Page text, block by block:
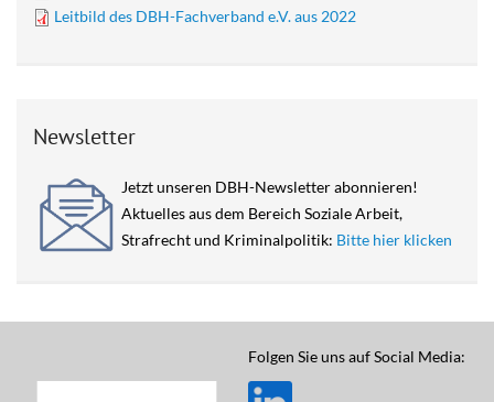
Leitbild des DBH-Fachverband e.V. aus 2022
Newsletter
Jetzt unseren DBH-Newsletter abonnieren!
Aktuelles aus dem Bereich Soziale Arbeit,
Strafrecht und Kriminalpolitik: Bitte hier klicken
Folgen Sie uns auf Social Media: